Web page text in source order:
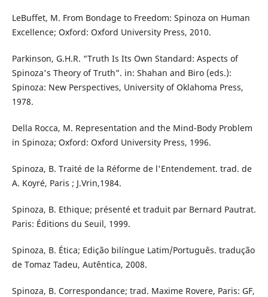
LeBuffet, M. From Bondage to Freedom: Spinoza on Human
Excellence; Oxford: Oxford University Press, 2010.
Parkinson, G.H.R. “Truth Is Its Own Standard: Aspects of
Spinoza's Theory of Truth”. in: Shahan and Biro (eds.):
Spinoza: New Perspectives, University of Oklahoma Press,
1978.
Della Rocca, M. Representation and the Mind-Body Problem
in Spinoza; Oxford: Oxford University Press, 1996.
Spinoza, B. Traité de la Réforme de l'Entendement. trad. de
A. Koyré, Paris ; J.Vrin,1984.
Spinoza, B. Ethique; présenté et traduit par Bernard Pautrat.
Paris: Éditions du Seuil, 1999.
Spinoza, B. Ética; Edição bilíngue Latim/Português. tradução
de Tomaz Tadeu, Autêntica, 2008.
Spinoza, B. Correspondance; trad. Maxime Rovere, Paris: GF,